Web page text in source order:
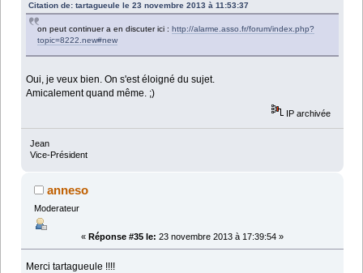
Citation de: tartagueule le 23 novembre 2013 à 11:53:37
on peut continuer a en discuter ici : http://alarme.asso.fr/forum/index.php?
topic=8222.new#new
Oui, je veux bien. On s'est éloigné du sujet.
Amicalement quand même. ;)
IP archivée
Jean
Vice-Président
anneso
Moderateur
« Réponse #35 le: 23 novembre 2013 à 17:39:54 »
Merci tartagueule !!!!